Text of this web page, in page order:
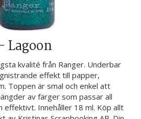
Lagoon
kvalité från Ranger. Underbar
effekt till papper,
Toppen är smal och enkel att
av färger som passar all
effektivt. Innehåller 18 ml. Köp allt